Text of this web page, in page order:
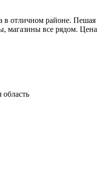
в отличном районе. Пешая
магазины все рядом. Цена
область